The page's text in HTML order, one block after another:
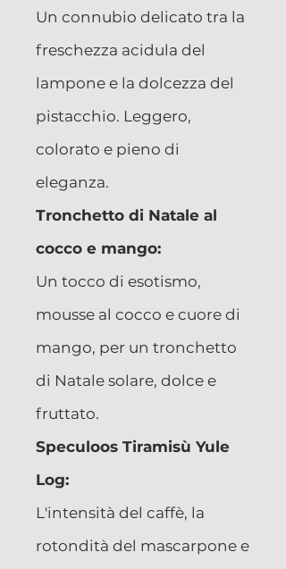
Un connubio delicato tra la
freschezza acidula del
lampone e la dolcezza del
pistacchio. Leggero,
colorato e pieno di
eleganza.
Tronchetto di Natale al
cocco e mango:
Un tocco di esotismo,
mousse al cocco e cuore di
mango, per un tronchetto
di Natale solare, dolce e
fruttato.
Speculoos Tiramisù Yule
Log:
L'intensità del caffè, la
rotondità del mascarpone e